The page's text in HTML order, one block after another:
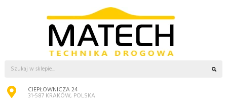
CIEPŁOWNICZA 24
31-587 KRAKÓW, POLSKA